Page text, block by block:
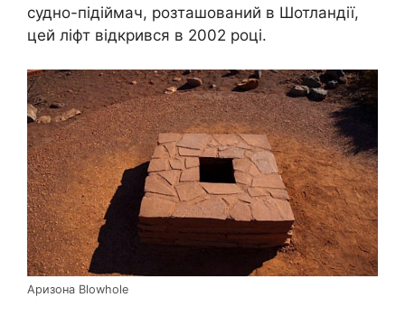
судно-підіймач, розташований в Шотландії,
цей ліфт відкрився в 2002 році.
Аризона Blowhole